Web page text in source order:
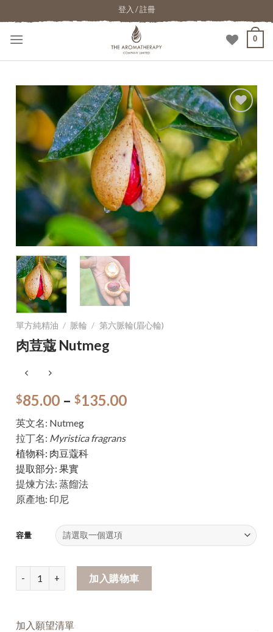
登入 / 註冊
0
加入
願望
清單
單方純精油 / 脈輪 / 第六脈輪(眉心輪)
肉荳蔻 Nutmeg
$85.00 –$135.00
英文名: Nutmeg
拉丁名: Myristica fragrans
植物科: 肉豆蔻科
提取部分: 果實
提煉方法: 蒸餾法
原產地: 印尼
容量
加入購物車
加入願望清單